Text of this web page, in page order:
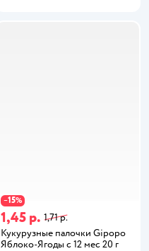
−15%
1,45 р. 1,71 р.
Кукурузные палочки Gipopo
Яблоко-Ягоды с 12 мес 20 г